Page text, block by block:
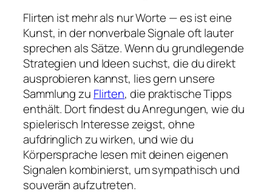
Flirten ist mehr als nur Worte — es ist eine
Kunst, in der nonverbale Signale oft lauter
sprechen als Sätze. Wenn du grundlegende
Strategien und Ideen suchst, die du direkt
ausprobieren kannst, lies gern unsere
Sammlung zu Flirten, die praktische Tipps
enthält. Dort findest du Anregungen, wie du
spielerisch Interesse zeigst, ohne
aufdringlich zu wirken, und wie du
Körpersprache lesen mit deinen eigenen
Signalen kombinierst, um sympathisch und
souverän aufzutreten.